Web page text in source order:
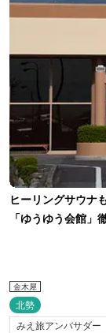
ヒーリングサウナ
「ゆうゆう会館」
金木犀
北勢
みえ旅アンバサダー